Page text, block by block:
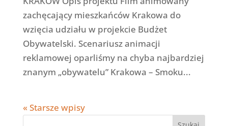
zachęcający mieszkańców Krakowa do
wzięcia udziału w projekcie Budżet
Obywatelski. Scenariusz animacji
reklamowej oparliśmy na chyba najbardziej
znanym „obywatelu” Krakowa – Smoku...
« Starsze wpisy